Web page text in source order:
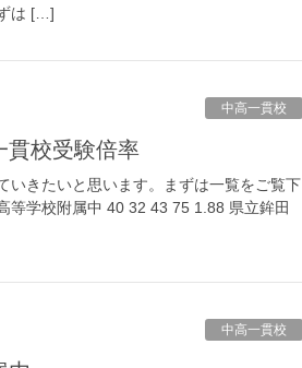
は […]
中高一貫校
貫校受験倍率
いきたいと思います。まずは一覧をご覧下
等学校附属中 40 32 43 75 1.88 県立鉾田
中高一貫校